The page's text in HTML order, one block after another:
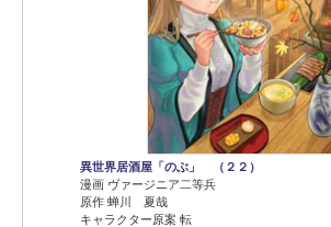
異世界居酒屋「のぶ」 （２２）
漫画 ヴァージニア二等兵
原作 蝉川 夏哉
キャラクター原案 転